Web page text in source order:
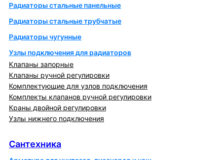
Радиаторы стальные панельные
Радиаторы стальные трубчатые
Радиаторы чугунные
Узлы подключения для радиаторов
Клапаны запорные
Клапаны ручной регулировки
Комплектующие для узлов подключения
Комплекты клапанов ручной регулировки
Краны двойной регулировки
Узлы нижнего подключения
Сантехника